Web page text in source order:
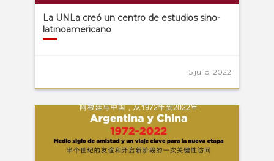
La UNLa creó un centro de estudios sino-
latinoamericano
15 julio, 2022